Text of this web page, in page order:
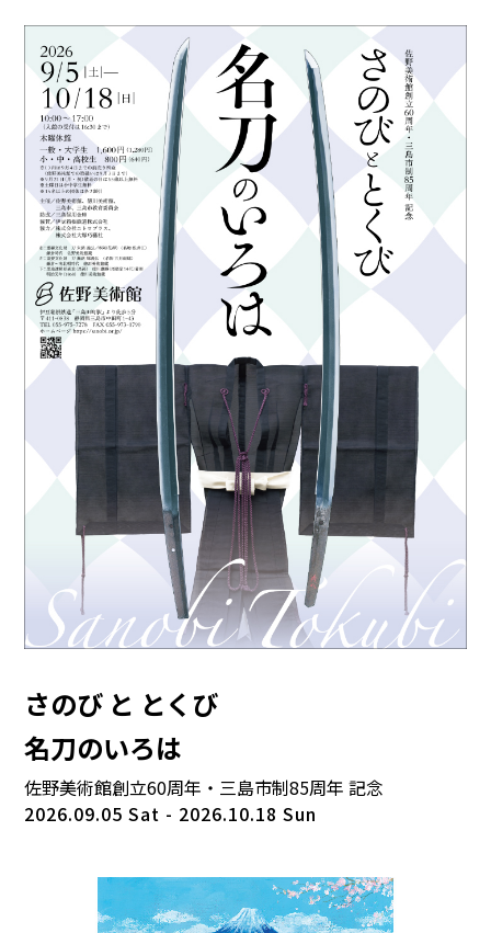
さのび と とくび
名刀のいろは
佐野美術館創立60周年・三島市制85周年 記念
2026.09.05 Sat - 2026.10.18 Sun